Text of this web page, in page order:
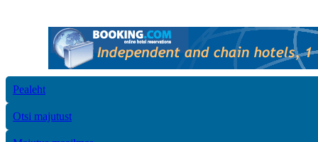
Pealeht
Otsi majutust